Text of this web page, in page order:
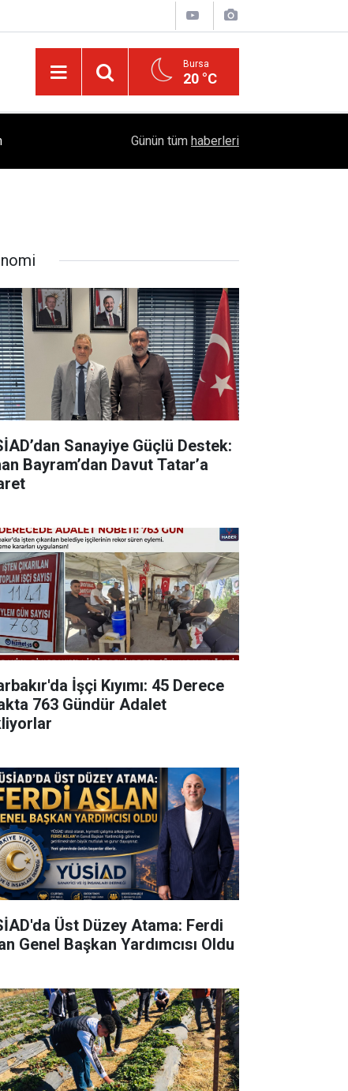
Bursa
20 °C
Öngörüyor?
Günün tüm haberleri
Sanayiye Güçlü Destek:
Bayram’dan Davut Tatar’a
İşçi Kıyımı: 45 Derece
763 Gündür Adalet
Üst Düzey Atama: Ferdi
Genel Başkan Yardımcısı Oldu